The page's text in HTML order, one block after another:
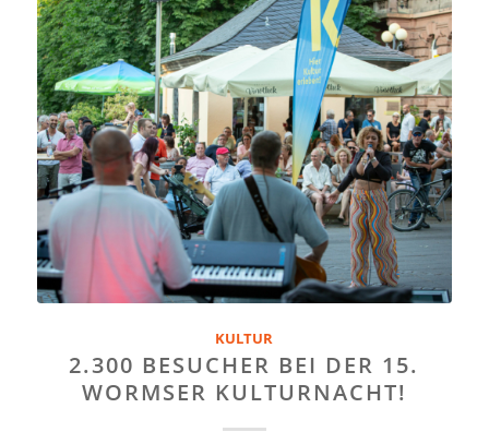
KULTUR
2.300 BESUCHER BEI DER 15.
WORMSER KULTURNACHT!